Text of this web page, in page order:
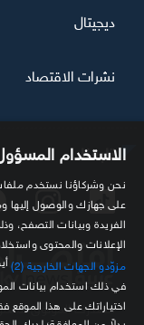
تابعنا
مصدرك الموثوق
ديجيتال
نشرات الاقتصاد
الاستخدام
نحن وشركاؤنا نستخدم
الفريدة وبيانات التصفح،
الإعلانات والمحتوى
مزوّدو الجهات الخارجية (2)
في ذلك استخدام بيانات
اختياراتك على هذا
بدلاً من الموافقة؛ لديك